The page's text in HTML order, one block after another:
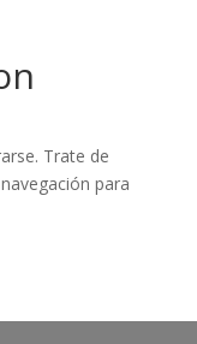
Trate de
para